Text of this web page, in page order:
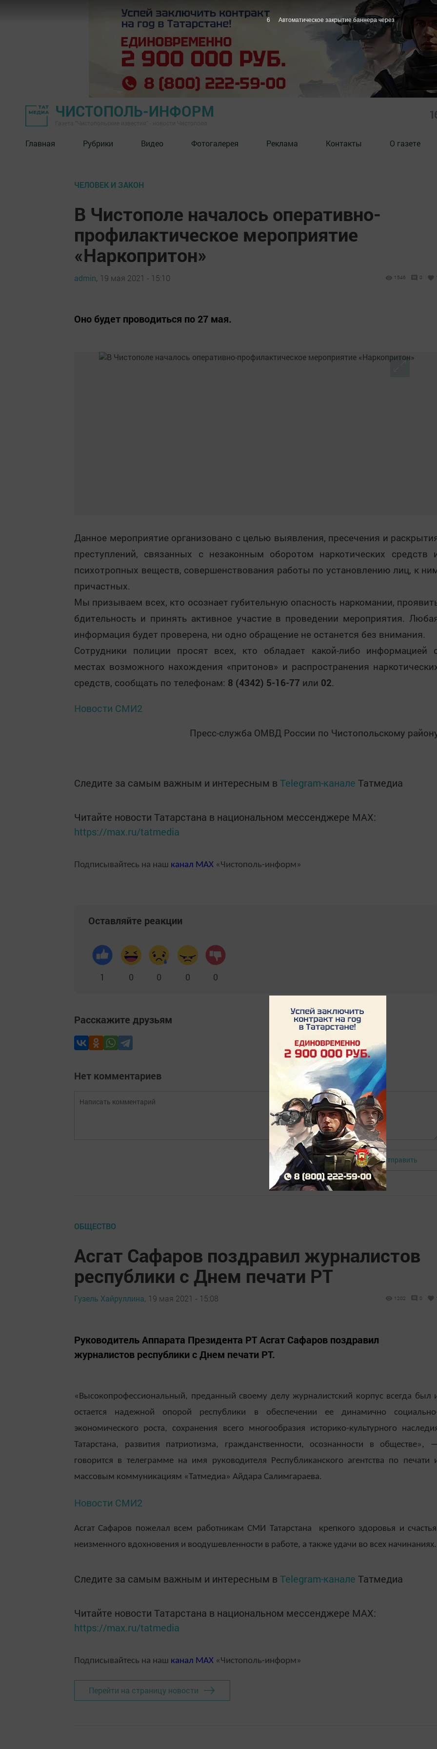
ЧИСТОПОЛЬ-ИНФОРМ
Главная Рубрики Видео Фотогалерея Реклама Контакты О газете
ЧЕЛОВЕК И ЗАКОН
В Чистополе началось оперативно-
профилактическое мероприятие
«Наркопритон»
admin, 19 мая 2021 - 15:10 1546 0
Оно будет проводиться по 27 мая.
Данное мероприятие организовано с целью выявления, пресечения и
преступлений, связанных с незаконным оборотом наркотических средств
психотропных веществ, совершенствования работы по установлению лиц, к
причастных.
Мы призываем всех, кто осознает губительную опасность наркомании,
бдительность и принять активное участие в проведении мероприятия.
информация будет проверена, ни одно обращение не останется без внимания.
Сотрудники полиции просят всех, кто обладает какой-либо информацией
местах возможного нахождения «притонов» и распространения
средств, сообщать по телефонам: 8 (4342) 5-16-77 или 02.
Новости СМИ2
Пресс-служба ОМВД России по Чистопольскому
Следите за самым важным и интересным в Telegram-канале Татмедиа
Читайте новости Татарстана в национальном мессенджере MАХ:
https://max.ru/tatmedia
Подписывайтесь на наш канал MAX «Чистополь-информ»
Оставляйте реакции
1 0 0 0 0
Расскажите друзьям
Нет комментариев
Авторизоваться Отправить
ОБЩЕСТВО
Асгат Сафаров поздравил журналистов
республики с Днем печати РТ
Гузель Хайруллина, 19 мая 2021 - 15:08 1202 0
Руководитель Аппарата Президента РТ Асгат Сафаров поздравил
журналистов республики с Днем печати РТ.
«Высокопрофессиональный, преданный своему делу журналистский корпус всегда был
остается надежной опорой республики в обеспечении ее динамично
экономического роста, сохранения всего многообразия историко-культурного
Татарстана, развития патриотизма, гражданственности, осознанности в обществе»,
говорится в телеграмме на имя руководителя Республиканского агентства по печати
массовым коммуникациям «Татмедиа» Айдара Салимгараева.
Новости СМИ2
Асгат Сафаров пожелал всем работникам СМИ Татарстана крепкого здоровья и
неизменного вдохновения и воодушевленности в работе, а также удачи во всех начинаниях.
Следите за самым важным и интересным в Telegram-канале Татмедиа
Читайте новости Татарстана в национальном мессенджере MАХ:
https://max.ru/tatmedia
Подписывайтесь на наш канал MAX «Чистополь-информ»
Перейти на страницу новости
5 Автоматическое закрытие баннера через